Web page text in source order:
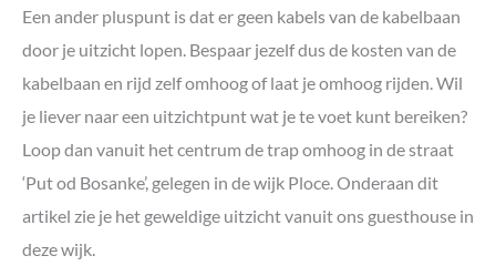
Een ander pluspunt is dat er geen kabels van de kabelbaan
door je uitzicht lopen. Bespaar jezelf dus de kosten van de
kabelbaan en rijd zelf omhoog of laat je omhoog rijden. Wil
je liever naar een uitzichtpunt wat je te voet kunt bereiken?
Loop dan vanuit het centrum de trap omhoog in de straat
‘Put od Bosanke’, gelegen in de wijk Ploce. Onderaan dit
artikel zie je het geweldige uitzicht vanuit ons guesthouse in
deze wijk.